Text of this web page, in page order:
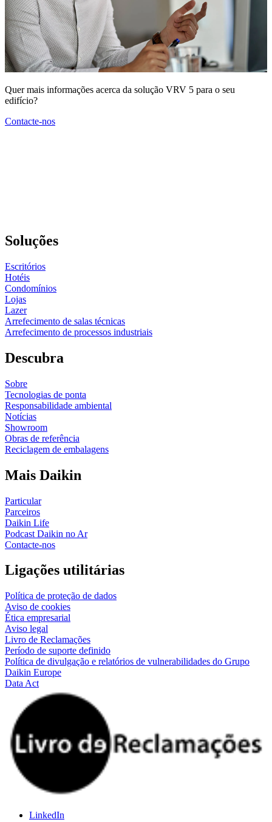
Quer mais informações acerca da solução VRV 5 para o seu
edifício?
Contacte-nos
Soluções
Escritórios
Hotéis
Condomínios
Lojas
Lazer
Arrefecimento de salas técnicas
Arrefecimento de processos industriais
Descubra
Sobre
Tecnologias de ponta
Responsabilidade ambiental
Notícias
Showroom
Obras de referência
Reciclagem de embalagens
Mais Daikin
Particular
Parceiros
Daikin Life
Podcast Daikin no Ar
Contacte-nos
Ligações utilitárias
Política de proteção de dados
Aviso de cookies
Ética empresarial
Aviso legal
Livro de Reclamações
Período de suporte definido
Política de divulgação e relatórios de vulnerabilidades do Grupo
Daikin Europe
Data Act
LinkedIn